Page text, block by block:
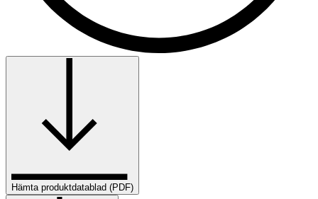
Hämta produktdatablad (PDF)